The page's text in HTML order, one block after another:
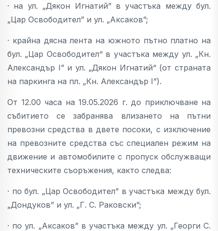
· на ул. „Дякон Игнатий” в участъка между бул.
„Цар Освободител” и ул. „Аксаков”;
· крайна дясна лента на южното пътно платно на
бул. „Цар Освободител“ в участъка между ул. „Кн.
Александър I” и ул. „Дякон Игнатий“ (от страната
на паркинга на пл. „Кн. Александър I”).
От 12.00 часа на 19.05.2026 г. до приключване на
събитието се забранява влизането на пътни
превозни средства в двете посоки, с изключение
на превозните средства със специален режим на
движение и автомобилите с пропуск обслужващи
техническите съоръжения, както следва:
· по бул. „Цар Освободител” в участъка между бул.
„Дондуков” и ул. „Г. С. Раковски”;
· по ул. „Аксаков” в участъка между ул. „Георги С.